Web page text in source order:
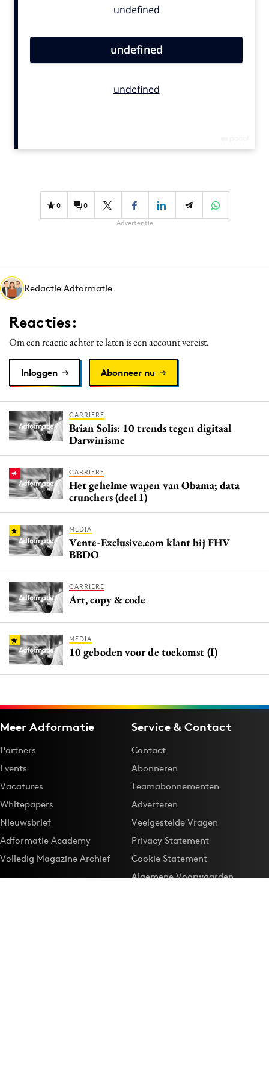
Contentmarketing
Effectiviteit
Gedragsverandering
Martech
Media
Merkstrategie
PR
Programmatic
Reputatie & crisis
0 0
Advertentie
Redactie Adformatie
Reacties:
Om een reactie achter te laten is een account vereist.
Inloggen Abonneer nu
CARRIERE
Brian Solis: 10 trends tegen digitaal
Darwinisme
CARRIERE
Het geheime wapen van Obama; data
crunchers (deel I)
MEDIA
Vente-Exclusive.com klant bij FHV
BBDO
CARRIERE
Art, copy & code
MEDIA
10 geboden voor de toekomst (I)
Meer Adformatie
Partners
Events
Vacatures
Whitepapers
Nieuwsbrief
Adformatie Academy
Volledig Magazine Archief
Service & Contact
Contact
Abonneren
Teamabonnementen
Adverteren
Veelgestelde Vragen
Privacy Statement
Cookie Statement
Algemene Voorwaarden